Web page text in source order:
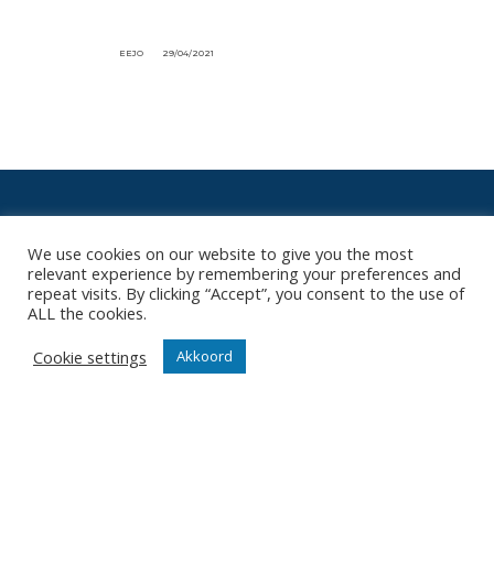
EEJO 29/04/2021
ONZE NIEUWSBRIEF
Het is niet onze ambitie om je mailbox te overladen met
nutteloze mails maar om je op de hoogte te houden van
de belangrijkste gebeurtenissen in onze club.
Wil jij als eerste de nieuwtjes weten? Schrijf je hier in
We use cookies on our website to give you the most
relevant experience by remembering your preferences and
repeat visits. By clicking “Accept”, you consent to the use of
ALL the cookies.
Cookie settings
Akkoord